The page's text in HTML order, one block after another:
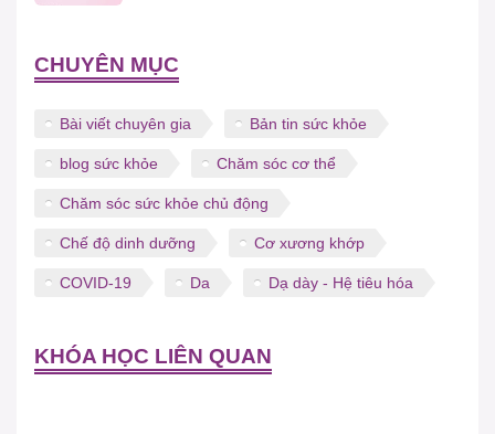
CHUYÊN MỤC
Bài viết chuyên gia Bản tin sức khỏe
blog sức khỏe Chăm sóc cơ thể
Chăm sóc sức khỏe chủ động
Chế độ dinh dưỡng Cơ xương khớp
COVID-19 Da Dạ dày - Hệ tiêu hóa
KHÓA HỌC LIÊN QUAN